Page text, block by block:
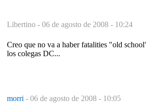
Libertino - 06 de agosto de 2008 - 10:24
Creo que no va a haber fatalities "old
los colegas DC...
morri - 06 de agosto de 2008 - 10:05